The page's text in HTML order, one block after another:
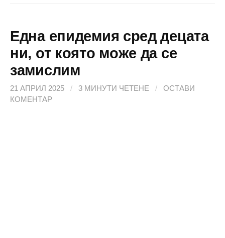
Една епидемия сред децата
ни, от която може да се
замислим
21 АПРИЛ 2025 / 3 МИНУТИ ЧЕТЕНЕ /
ОСТАВИ
КОМЕНТАР